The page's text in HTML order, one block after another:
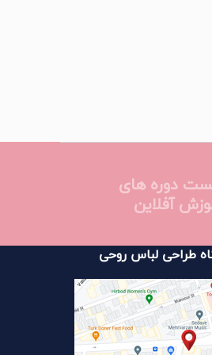
دوره های
آفلاین
طراحی لباس روحی